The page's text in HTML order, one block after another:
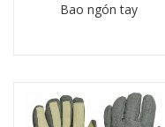
Bao ngón tay